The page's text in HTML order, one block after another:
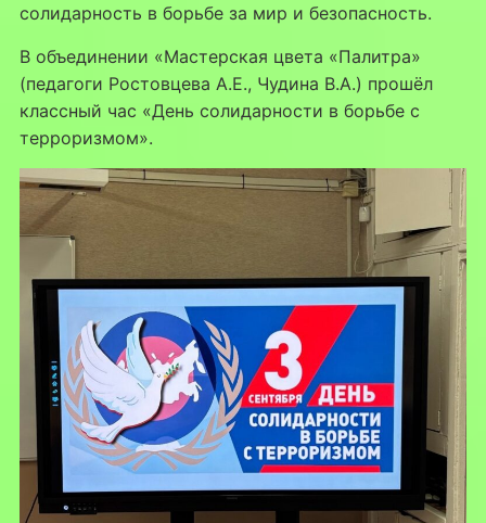
солидарность в борьбе за мир и безопасность.
В объединении «Мастерская цвета «Палитра»
(педагоги Ростовцева А.Е., Чудина В.А.) прошёл
классный час «День солидарности в борьбе с
терроризмом».